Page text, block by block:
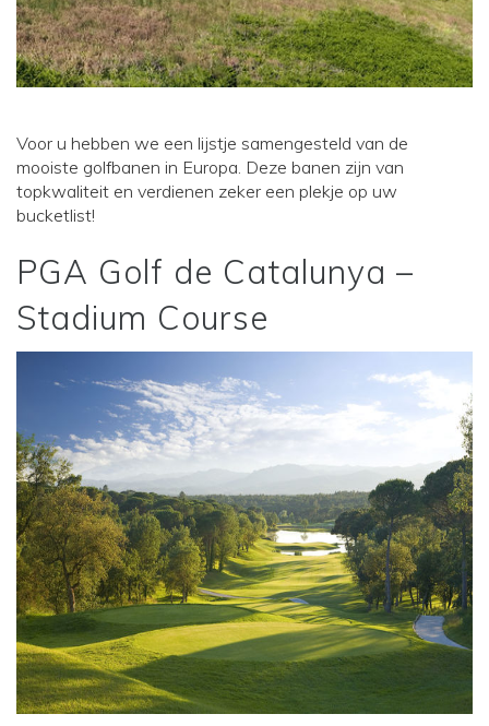
Voor u hebben we een lijstje samengesteld van de
mooiste golfbanen in Europa. Deze banen zijn van
topkwaliteit en verdienen zeker een plekje op uw
bucketlist!
PGA Golf de Catalunya –
Stadium Course